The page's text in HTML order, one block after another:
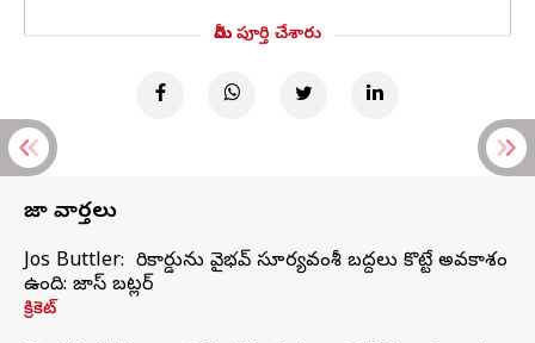
మీరు పూర్తి చేశారు
తాజా వార్తలు
Jos Buttler: నా రికార్డును వైభవ్ సూర్యవంశీ బద్దలు కొట్టే అవకాశం
ఉంది: జాస్ బట్లర్
క్రికెట్